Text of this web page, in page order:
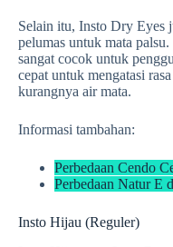
Selain itu, Insto Dry Eyes
pelumas untuk mata
sangat cocok untuk
cepat untuk mengatasi
kurangnya air mata.
Informasi tambahan:
Perbedaan Cendo
Perbedaan Natur E
Insto Hijau (Reguler)